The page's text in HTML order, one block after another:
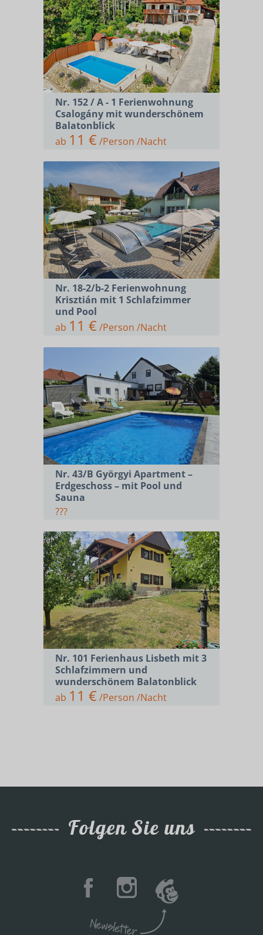
Nr. 152 / A - 1 Ferienwohnung
Csalogány mit wunderschönem
Balatonblick
ab 11 €/Person /Nacht
Nr. 18-2/b-2 Ferienwohnung
Krisztián mit 1 Schlafzimmer
und Pool
ab 11 €/Person /Nacht
Nr. 43/B Györgyi Apartment –
Erdgeschoss – mit Pool und
Sauna
???
Nr. 101 Ferienhaus Lisbeth mit 3
Schlafzimmern und
wunderschönem Balatonblick
ab 11 €/Person /Nacht
Folgen Sie uns